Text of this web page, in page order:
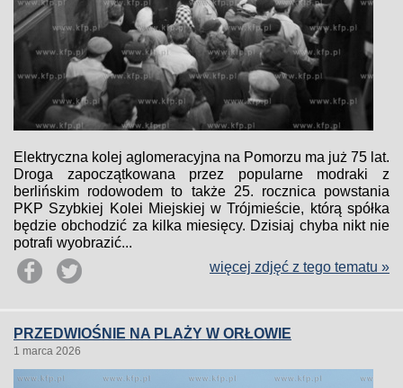
Elektryczna kolej aglomeracyjna na Pomorzu ma już 75 lat.
Droga zapoczątkowana przez popularne modraki z
berlińskim rodowodem to także 25. rocznica powstania
PKP Szybkiej Kolei Miejskiej w Trójmieście, którą spółka
będzie obchodzić za kilka miesięcy. Dzisiaj chyba nikt nie
potrafi wyobrazić...
więcej zdjęć z tego tematu »
PRZEDWIOŚNIE NA PLAŻY W ORŁOWIE
1 marca 2026